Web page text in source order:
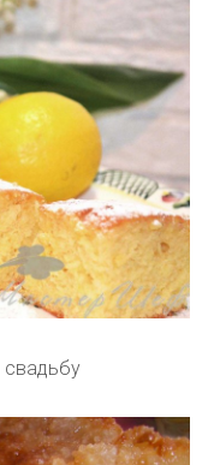
свадьбу